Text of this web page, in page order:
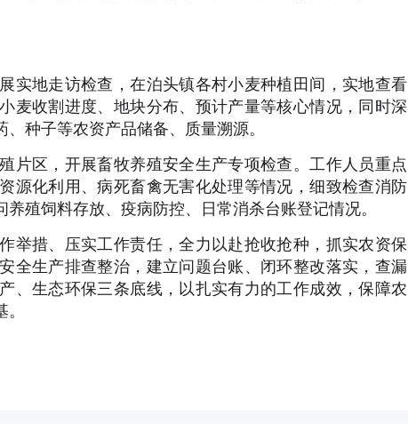
实地走访检查，在泊头镇各村小麦种植田间，实地查看
麦收割进度、地块分布、预计产量等核心情况，同时深
种子等农资产品储备、质量溯源。
片区，开展畜牧养殖安全生产专项检查。工作人员重点
源化利用、病死畜禽无害化处理等情况，细致检查消防
殖饲料存放、疫病防控、日常消杀台账登记情况。
举措、压实工作责任，全力以赴抢收抢种，抓实农资保
全生产排查整治，建立问题台账、闭环整改落实，查漏
、生态环保三条底线，以扎实有力的工作成效，保障农